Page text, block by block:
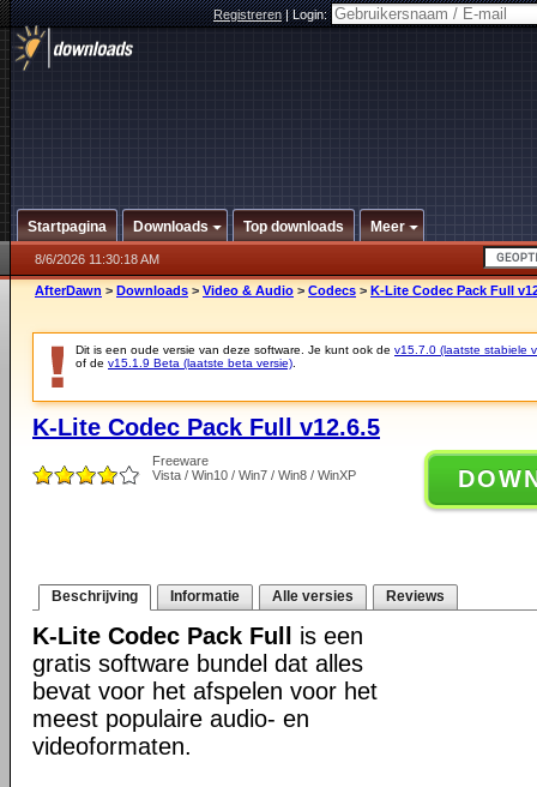
Registreren|Login:
Startpagina Downloads Top downloads Meer
8/6/2026 11:30:18 AM
AfterDawn > Downloads > Video & Audio > Codecs > K-Lite Codec Pack Full
Dit is een oude versie van deze software. Je kunt ook de v15.7.0 (laatste stabiele
of de v15.1.9 Beta (laatste beta versie)
K-Lite Codec Pack Full v12.6.5
Freeware
Vista / Win10 / Win7 / Win8 / WinXP
Beschrijving Informatie Alle versies Reviews
K-Lite Codec Pack Full
is een
gratis software bundel dat alles
bevat voor het afspelen voor het
meest populaire audio- en
videoformaten.